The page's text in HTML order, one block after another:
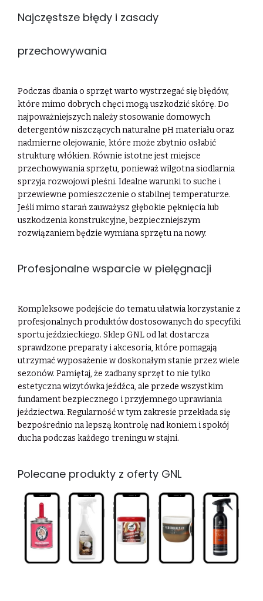
Najczęstsze błędy i zasady
przechowywania
Podczas dbania o sprzęt warto wystrzegać się błędów,
które mimo dobrych chęci mogą uszkodzić skórę. Do
najpoważniejszych należy stosowanie domowych
detergentów niszczących naturalne pH materiału oraz
nadmierne olejowanie, które może zbytnio osłabić
strukturę włókien. Równie istotne jest miejsce
przechowywania sprzętu, ponieważ wilgotna siodlarnia
sprzyja rozwojowi pleśni. Idealne warunki to suche i
przewiewne pomieszczenie o stabilnej temperaturze.
Jeśli mimo starań zauważysz głębokie pęknięcia lub
uszkodzenia konstrukcyjne, bezpieczniejszym
rozwiązaniem będzie wymiana sprzętu na nowy.
Profesjonalne wsparcie w pielęgnacji
Kompleksowe podejście do tematu ułatwia korzystanie z
profesjonalnych produktów dostosowanych do specyfiki
sportu jeździeckiego. Sklep GNL od lat dostarcza
sprawdzone preparaty i akcesoria, które pomagają
utrzymać wyposażenie w doskonałym stanie przez wiele
sezonów. Pamiętaj, że zadbany sprzęt to nie tylko
estetyczna wizytówka jeźdźca, ale przede wszystkim
fundament bezpiecznego i przyjemnego uprawiania
jeździectwa. Regularność w tym zakresie przekłada się
bezpośrednio na lepszą kontrolę nad koniem i spokój
ducha podczas każdego treningu w stajni.
Polecane produkty z oferty GNL